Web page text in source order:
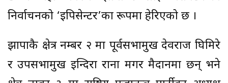
निर्वाचनको ‘इपिसेन्टर’का रूपमा हेरिएको छ ।
झापाकै क्षेत्र नम्बर २ मा पूर्वसभामुख देवराज घिमिरे
र उपसभामुख इन्दिरा राना मगर मैदानमा छन् भने